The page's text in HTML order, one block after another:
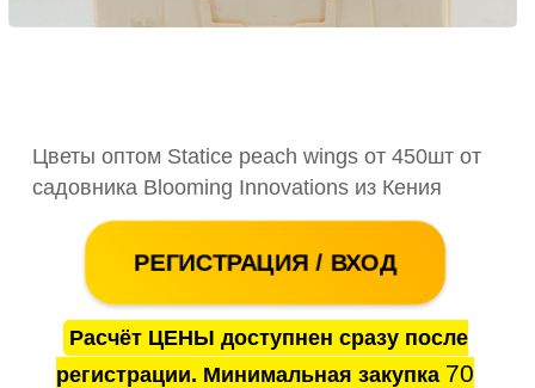
Цветы оптом Statice peach wings от 450шт от
садовника Blooming Innovations из Кения
РЕГИСТРАЦИЯ / ВХОД
Расчёт ЦЕНЫ доступнен сразу после
регистрации. Минимальная закупка 70